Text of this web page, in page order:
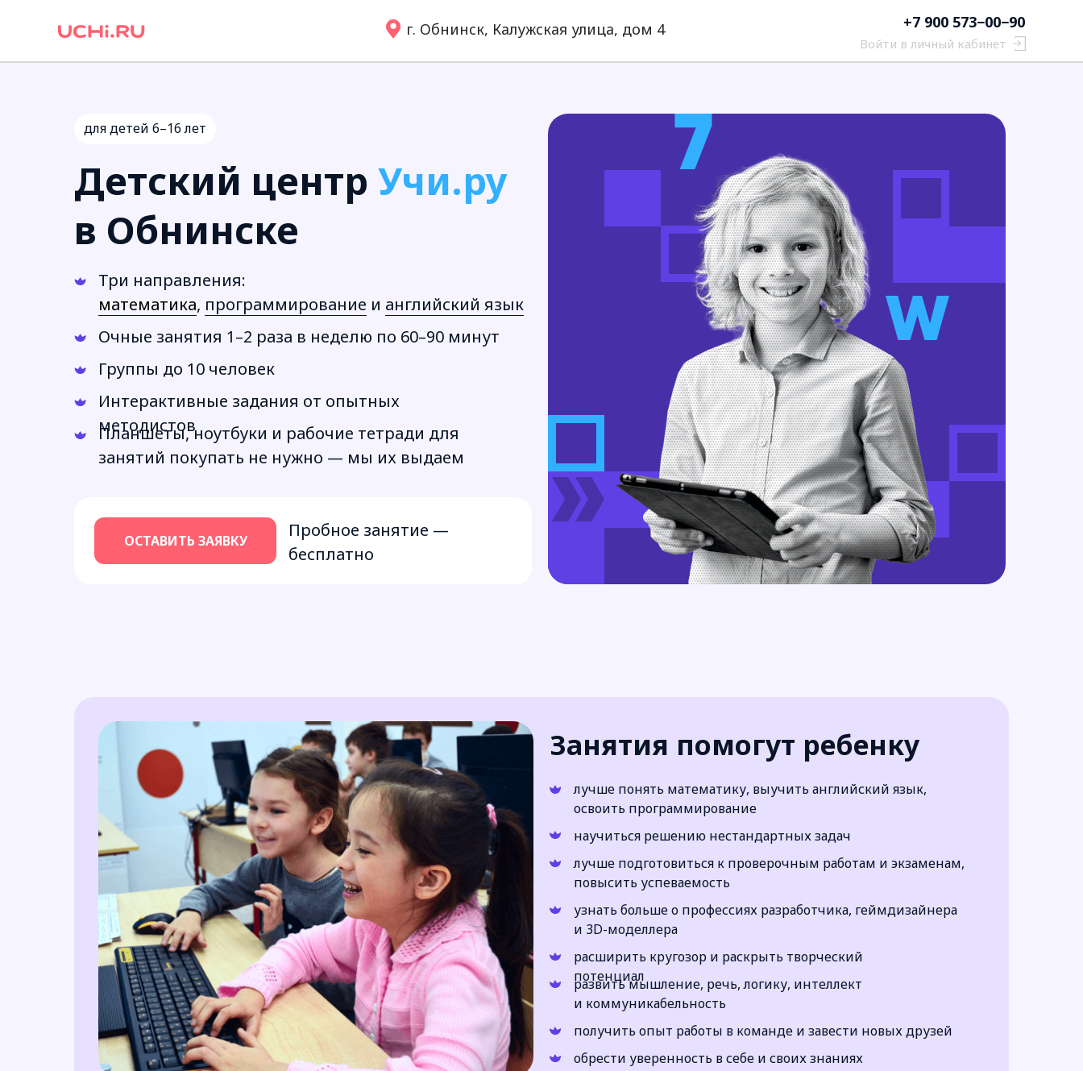
г. Обнинск, Калужская улица, дом 4 +7 900 573−00−90
Войти в личный кабинет
ОСТАВИТЬ ЗАЯВКУ
Интерактивные задания от опытных
методистов
Группы до 10 человек
Очные занятия 1–2 раза в неделю по 60–90 минут
Три направления:
математика, программирование и английский язык
Детский центр Учи.ру
в Обнинске
для детей 6–16 лет
Планшеты, ноутбуки и рабочие тетради для
занятий покупать не нужно — мы их выдаем
Пробное занятие —
бесплатно
Занятия помогут ребенку
лучше понять математику, выучить английский язык,
освоить программирование
научиться решению нестандартных задач
лучше подготовиться к проверочным работам и экзаменам,
повысить успеваемость
узнать больше о профессиях разработчика, геймдизайнера
и 3D-моделлера
развить мышление, речь, логику, интеллект
и коммуникабельность
расширить кругозор и раскрыть творческий
потенциал
получить опыт работы в команде и завести новых друзей
обрести уверенность в себе и своих знаниях